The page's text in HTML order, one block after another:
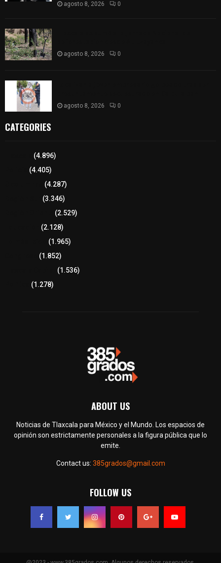
agosto 8, 2026 0
agosto 8, 2026 0
agosto 8, 2026 0
CATEGORIES
(4.896)
(4.405)
(4.287)
(3.346)
(2.529)
(2.128)
(1.965)
(1.852)
(1.536)
(1.278)
ABOUT US
Noticias de Tlaxcala para México y el Mundo. Los espacios de
opinión son estrictamente personales a la figura pública que lo
emite.
Contact us: 385grados@gmail.com
FOLLOW US